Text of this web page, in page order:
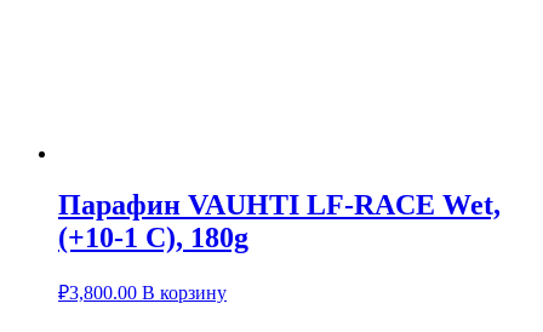
Парафин VAUHTI LF-RACE Wet,
(+10-1 C), 180g
₽3,800.00 В корзину